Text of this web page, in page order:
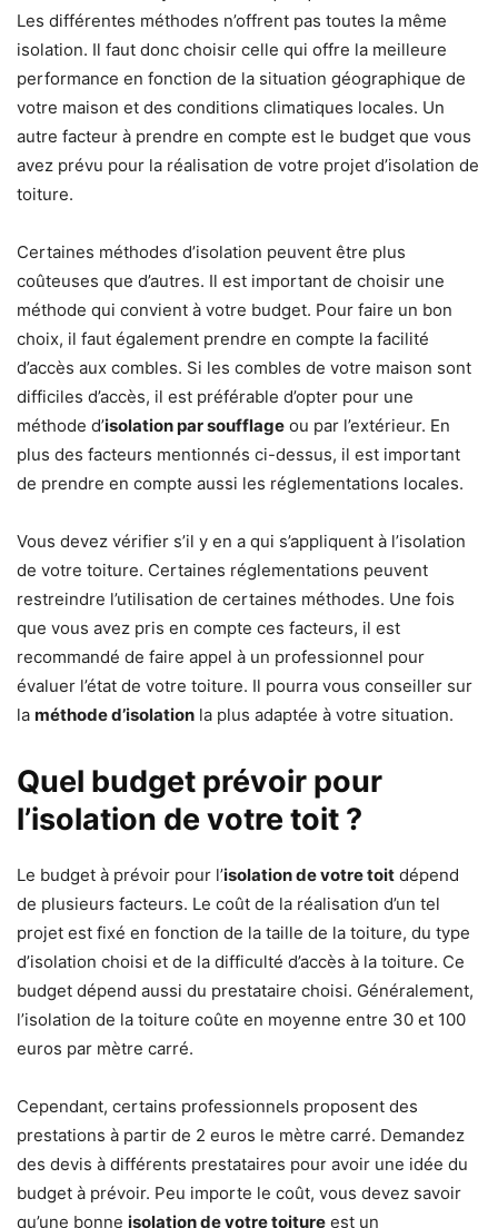
Les différentes méthodes n’offrent pas toutes la même
isolation. Il faut donc choisir celle qui offre la meilleure
performance en fonction de la situation géographique de
votre maison et des conditions climatiques locales. Un
autre facteur à prendre en compte est le budget que vous
avez prévu pour la réalisation de votre projet d’isolation de
toiture.
Certaines méthodes d’isolation peuvent être plus
coûteuses que d’autres. Il est important de choisir une
méthode qui convient à votre budget. Pour faire un bon
choix, il faut également prendre en compte la facilité
d’accès aux combles. Si les combles de votre maison sont
difficiles d’accès, il est préférable d’opter pour une
méthode d’isolation par soufflage ou par l’extérieur. En
plus des facteurs mentionnés ci-dessus, il est important
de prendre en compte aussi les réglementations locales.
Vous devez vérifier s’il y en a qui s’appliquent à l’isolation
de votre toiture. Certaines réglementations peuvent
restreindre l’utilisation de certaines méthodes. Une fois
que vous avez pris en compte ces facteurs, il est
recommandé de faire appel à un professionnel pour
évaluer l’état de votre toiture. Il pourra vous conseiller sur
la méthode d’isolation la plus adaptée à votre situation.
Quel budget prévoir pour
l’isolation de votre toit ?
Le budget à prévoir pour l’isolation de votre toit dépend
de plusieurs facteurs. Le coût de la réalisation d’un tel
projet est fixé en fonction de la taille de la toiture, du type
d’isolation choisi et de la difficulté d’accès à la toiture. Ce
budget dépend aussi du prestataire choisi. Généralement,
l’isolation de la toiture coûte en moyenne entre 30 et 100
euros par mètre carré.
Cependant, certains professionnels proposent des
prestations à partir de 2 euros le mètre carré. Demandez
des devis à différents prestataires pour avoir une idée du
budget à prévoir. Peu importe le coût, vous devez savoir
qu’une bonne isolation de votre toiture est un